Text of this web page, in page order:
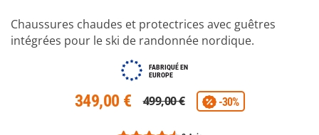
Chaussures chaudes et protectrices avec guêtres
intégrées pour le ski de randonnée nordique.
FABRIQUÉ EN
EUROPE
349,00 € 499,00 € -30%